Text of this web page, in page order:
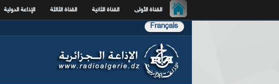
القناة الأولى القناة الثانية القناة الثالثة الإذاعة الدولية
Français